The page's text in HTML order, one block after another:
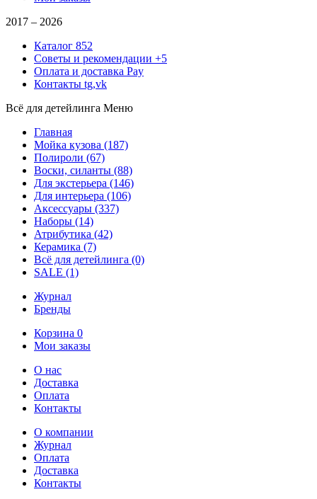
2017 – 2026
Каталог 852
Советы и рекомендации +5
Оплата и доставка Pay
Контакты tg,vk
Всё для детейлинга Меню
Главная
Мойка кузова (187)
Полироли (67)
Воски, силанты (88)
Для экстерьера (146)
Для интерьера (106)
Аксессуары (337)
Наборы (14)
Атрибутика (42)
Керамика (7)
Всё для детейлинга (0)
SALE (1)
Журнал
Бренды
Корзина 0
Мои заказы
О нас
Доставка
Оплата
Контакты
О компании
Журнал
Оплата
Доставка
Контакты